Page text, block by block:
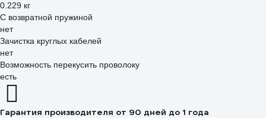
0.229 кг
С возвратной пружиной
нет
Зачистка круглых кабелей
нет
Возможность перекусить проволоку
есть
Гарантия производителя от 90 дней до 1 года